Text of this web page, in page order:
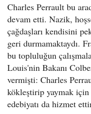
Charles Perrault bu
devam etti. Nazik,
çağdaşları kendisini
geri durmamaktaydı.
bu topluluğun
Louis'nin Bakanı
vermişti: Charles
kökleştirip yaymak
edebiyatı da hizmet